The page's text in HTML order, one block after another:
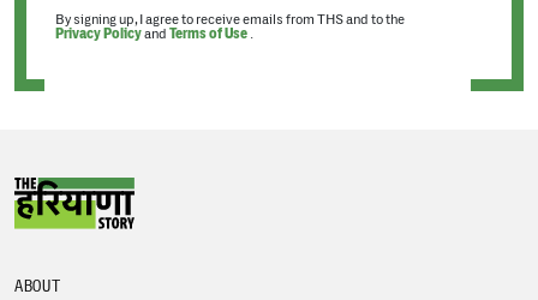
By signing up, I agree to receive emails from THS and to the
Privacy Policyand Terms of Use .
ABOUT